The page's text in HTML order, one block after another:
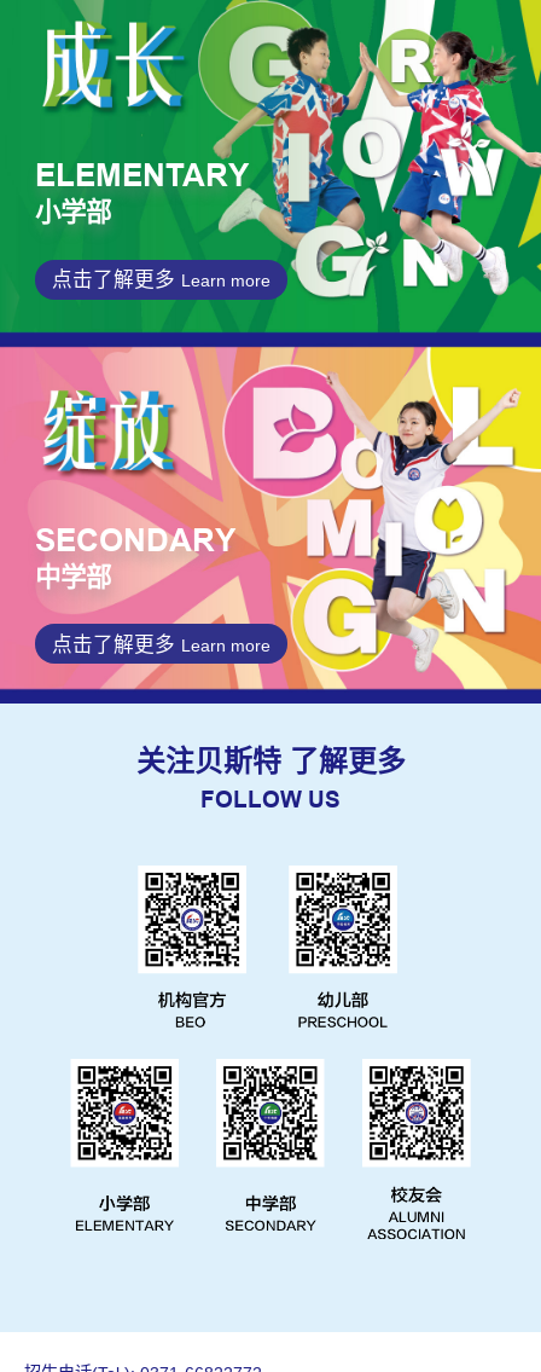
ELEMENTARY
小学部
点击了解更多 Learn more
SECONDARY
中学部
点击了解更多 Learn more
关注贝斯特 了解更多
FOLLOW US